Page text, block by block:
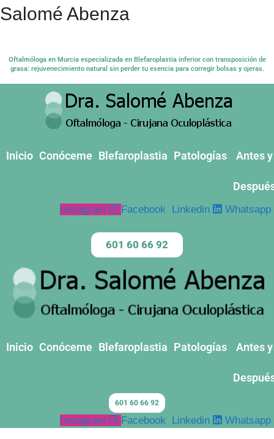
Salomé Abenza
Oftalmóloga en Murcia especializada en Blefaroplastia inferior con transposición de
grasa: rejuvenecimiento natural sin perder tu esencia para corregir bolsas y ojeras.
Inicio Conóceme Blefaroplastia Patologías Antes y
Instagram Facebook Linkedin Whatsapp
601 60 66 92
Inicio Conóceme Blefaroplastia Patologías Antes y
601 60 66 92
Instagram Facebook Linkedin Whatsapp